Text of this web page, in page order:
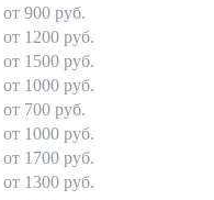
от 900 руб.
от 1200 руб.
от 1500 руб.
от 1000 руб.
от 700 руб.
от 1000 руб.
от 1700 руб.
от 1300 руб.